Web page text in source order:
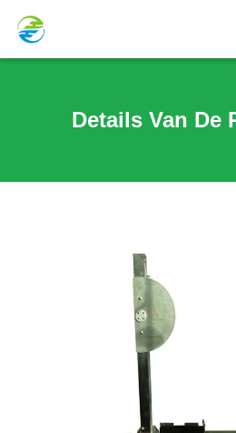
Details Van De